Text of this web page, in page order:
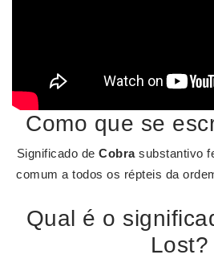
Como que se
Significado deCobrasubstantivo
comum a todos os répteis da
Qual é o
Lost?